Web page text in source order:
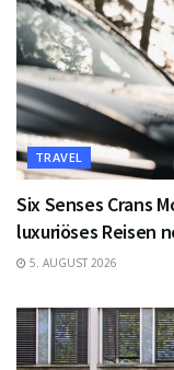
TRAVEL
Six Senses Crans
luxuriöses Reisen
5. AUGUST 2026